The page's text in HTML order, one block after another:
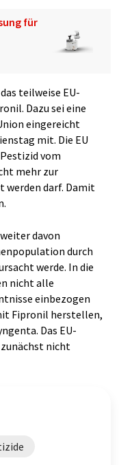
für
teilweise EU-
Dazu sei eine
eingereicht
mit. Die EU
vom
mehr zur
werden darf. Damit
davon
durch
werde. In die
nicht alle
einbezogen
Fipronil herstellen,
Das EU-
nicht